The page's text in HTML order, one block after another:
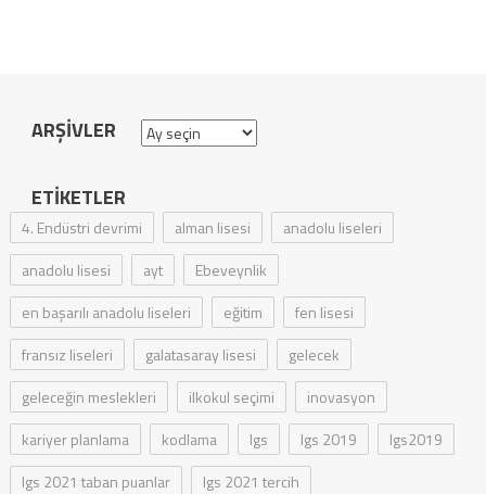
ARŞIVLER Arşivler
ETIKETLER
4. Endüstri devrimi alman lisesi
anadolu liseleri
anadolu lisesi
ayt
Ebeveynlik
en başarılı anadolu liseleri
eğitim
fen lisesi
fransız liseleri
galatasaray lisesi
gelecek
geleceğin meslekleri
ilkokul seçimi
inovasyon
kariyer planlama
kodlama lgs lgs 2019
lgs2019
lgs 2021 taban puanlar
lgs 2021 tercih